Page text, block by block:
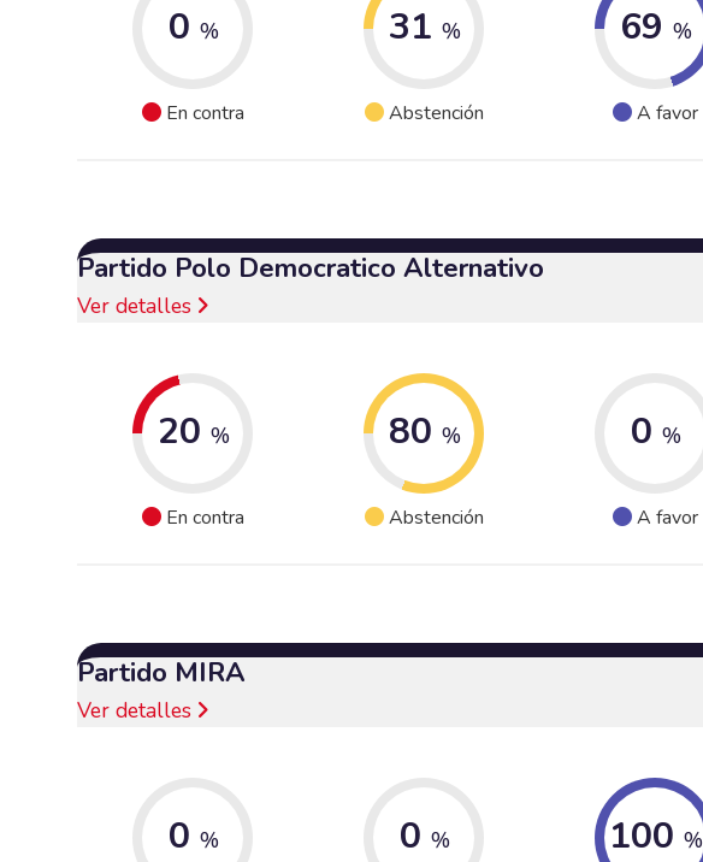
0 %
En contra
31 %
Abstención
69 %
A favor
Partido Polo Democratico Alternativo
Ver detalles
20 %
En contra
80 %
Abstención
0 %
A favor
Partido MIRA
Ver detalles
0 % 0 % 100 %